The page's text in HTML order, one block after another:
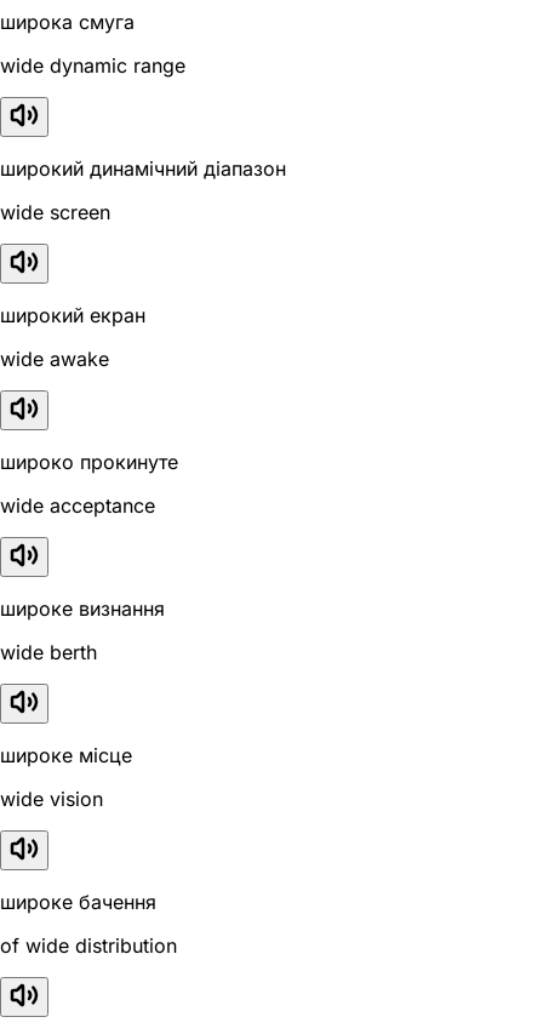
широка смуга
wide dynamic range
широкий динамічний діапазон
wide screen
широкий екран
wide awake
широко прокинуте
wide acceptance
широке визнання
wide berth
широке місце
wide vision
широке бачення
of wide distribution